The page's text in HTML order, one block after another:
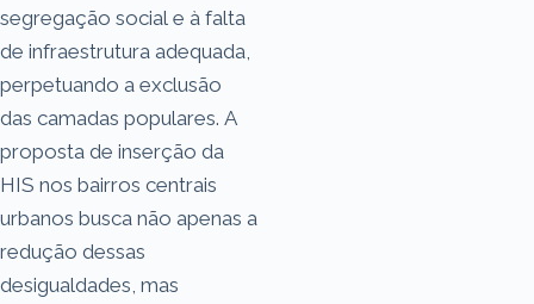
segregação social e à falta
de infraestrutura adequada,
perpetuando a exclusão
das camadas populares. A
proposta de inserção da
HIS nos bairros centrais
urbanos busca não apenas a
redução dessas
desigualdades, mas